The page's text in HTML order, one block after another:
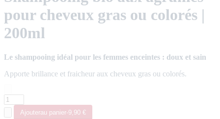
pour cheveux gras ou colorés |
200ml
Le shampooing idéal pour les femmes enceintes : doux et sain
Apporte brillance et fraicheur aux cheveux gras ou colorés.
Ajouterau panier-9,90 €